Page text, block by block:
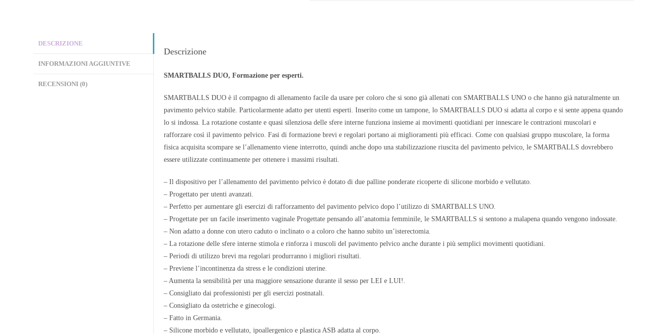
DESCRIZIONE
INFORMAZIONI AGGIUNTIVE
RECENSIONI (0)
Descrizione
SMARTBALLS DUO, Formazione per esperti.
SMARTBALLS DUO è il compagno di allenamento facile da usare per coloro che si sono già allenati con SMARTBALLS UNO o che hanno già naturalmente un
pavimento pelvico stabile. Particolarmente adatto per utenti esperti. Inserito come un tampone, lo SMARTBALLS DUO si adatta al corpo e si sente appena quando
lo si indossa. La rotazione costante e quasi silenziosa delle sfere interne funziona insieme ai movimenti quotidiani per innescare le contrazioni muscolari e
rafforzare così il pavimento pelvico. Fasi di formazione brevi e regolari portano ai miglioramenti più efficaci. Come con qualsiasi gruppo muscolare, la forma
fisica acquisita scompare se l’allenamento viene interrotto, quindi anche dopo una stabilizzazione riuscita del pavimento pelvico, le SMARTBALLS dovrebbero
essere utilizzate continuamente per ottenere i massimi risultati.
– Il dispositivo per l’allenamento del pavimento pelvico è dotato di due palline ponderate ricoperte di silicone morbido e vellutato.
– Progettato per utenti avanzati.
– Perfetto per aumentare gli esercizi di rafforzamento del pavimento pelvico dopo l’utilizzo di SMARTBALLS UNO.
– Progettate per un facile inserimento vaginale Progettate pensando all’anatomia femminile, le SMARTBALLS si sentono a malapena quando vengono indossate.
– Non adatto a donne con utero caduto o inclinato o a coloro che hanno subito un’isterectomia.
– La rotazione delle sfere interne stimola e rinforza i muscoli del pavimento pelvico anche durante i più semplici movimenti quotidiani.
– Periodi di utilizzo brevi ma regolari produrranno i migliori risultati.
– Previene l’incontinenza da stress e le condizioni uterine.
– Aumenta la sensibilità per una maggiore sensazione durante il sesso per LEI e LUI!.
– Consigliato dai professionisti per gli esercizi postnatali.
– Consigliato da ostetriche e ginecologi.
– Fatto in Germania.
– Silicone morbido e vellutato, ipoallergenico e plastica ASB adatta al corpo.